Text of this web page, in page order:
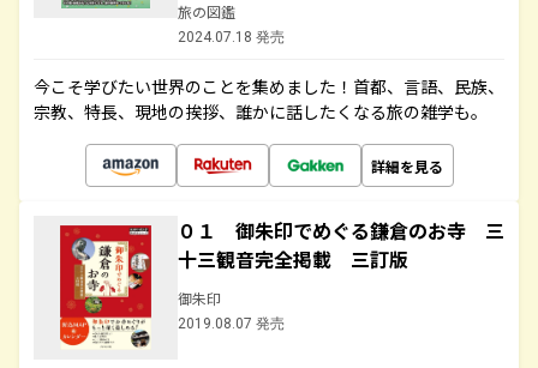
旅の図鑑
2024.07.18 発売
今こそ学びたい世界のことを集めました！首都、言語、民族、
宗教、特長、現地の挨拶、誰かに話したくなる旅の雑学も。
詳細を見る
０１ 御朱印でめぐる鎌倉のお寺 三
十三観音完全掲載 三訂版
御朱印
2019.08.07 発売